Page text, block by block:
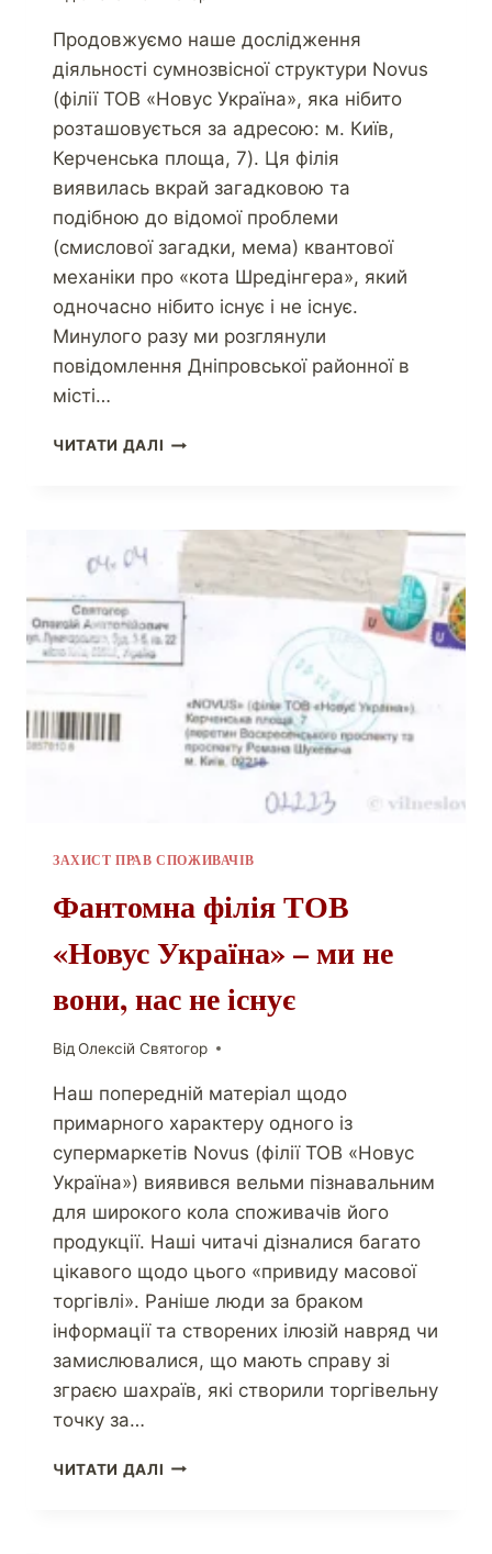
Продовжуємо наше дослідження
діяльності сумнозвісної структури Novus
(філії ТОВ «Новус Україна», яка нібито
розташовується за адресою: м. Київ,
Керченська площа, 7). Ця філія
виявилась вкрай загадковою та
подібною до відомої проблеми
(смислової загадки, мема) квантової
механіки про «кота Шредінгера», який
одночасно нібито існує і не існує.
Минулого разу ми розглянули
повідомлення Дніпровської районної в
місті…
ЧИТАТИ ДАЛІ
ЗАХИСТ ПРАВ СПОЖИВАЧІВ
Фантомна філія ТОВ
«Новус Україна» – ми не
вони, нас не існує
Від Олексій Святогор
Наш попередній матеріал щодо
примарного характеру одного із
супермаркетів Novus (філії ТОВ «Новус
Україна») виявився вельми пізнавальним
для широкого кола споживачів його
продукції. Наші читачі дізналися багато
цікавого щодо цього «привиду масової
торгівлі». Раніше люди за браком
інформації та створених ілюзій навряд чи
замислювалися, що мають справу зі
зграєю шахраїв, які створили торгівельну
точку за…
ЧИТАТИ ДАЛІ